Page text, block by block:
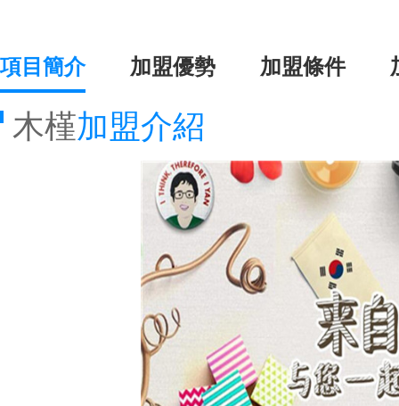
項目簡介 加盟優勢 加盟條件
木槿加盟介紹